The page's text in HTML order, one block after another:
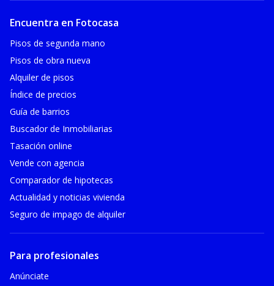
Encuentra en Fotocasa
Pisos de segunda mano
Pisos de obra nueva
Alquiler de pisos
Índice de precios
Guía de barrios
Buscador de Inmobiliarias
Tasación online
Vende con agencia
Comparador de hipotecas
Actualidad y noticias vivienda
Seguro de impago de alquiler
Para profesionales
Anúnciate